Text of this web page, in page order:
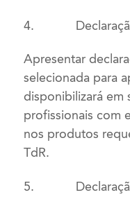
4.
Apresentar
selecionada para
disponibilizará em
profissionais com
nos produtos
TdR.
5.